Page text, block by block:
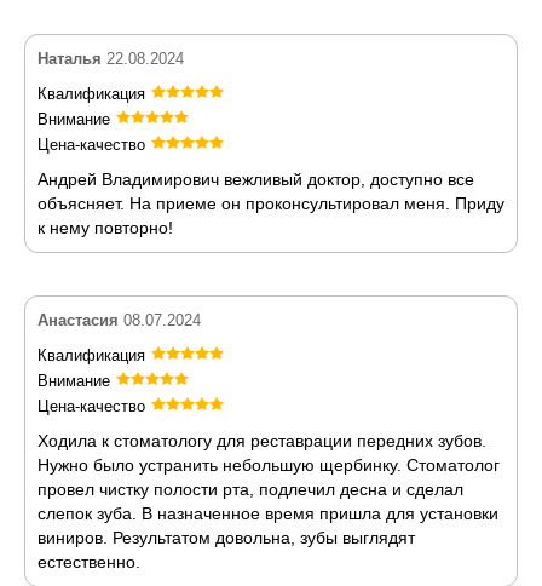
Наталья 22.08.2024
Квалификация
Внимание
Цена-качество
Андрей Владимирович вежливый доктор, доступно все
объясняет. На приеме он проконсультировал меня. Приду
к нему повторно!
Анастасия 08.07.2024
Квалификация
Внимание
Цена-качество
Ходила к стоматологу для реставрации передних зубов.
Нужно было устранить небольшую щербинку. Стоматолог
провел чистку полости рта, подлечил десна и сделал
слепок зуба. В назначенное время пришла для установки
виниров. Результатом довольна, зубы выглядят
естественно.